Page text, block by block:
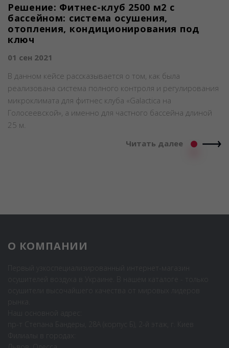
Решение: Фитнес-клуб 2500 м2 с
бассейном: система осушения,
отопления, кондиционирования под
ключ
01 сен 2021
В данном кейсе рассказывается о том, как была
реализована система полного контроля и регулирования
микроклимата для фитнес клуба «Galactica на
Голосеевской», а именно для частного бассейна длиной
25 м.
Читать далее
О КОМПАНИИ